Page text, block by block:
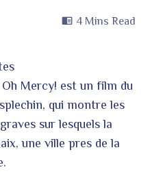
4 Mins Read
Mercy! est un film du
qui montre les
sur lesquels la
une ville pres de la